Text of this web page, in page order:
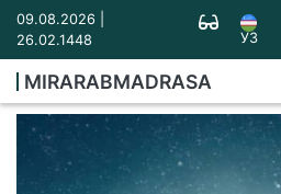
09.08.2026 |
26.02.1448
УЗ
MIRARABMADRASA